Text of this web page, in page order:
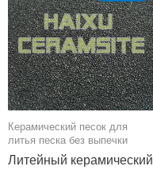
Керамический песок для
литья песка без выпечки
Литейный керамический